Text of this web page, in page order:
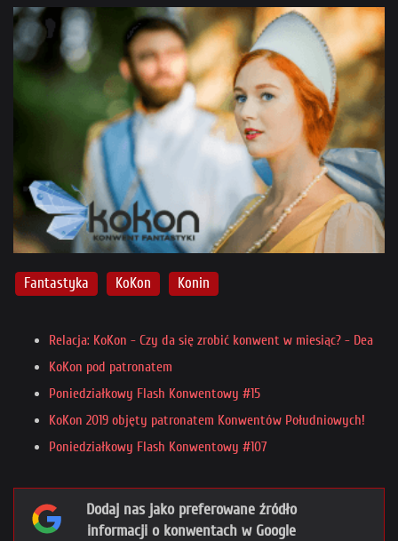
Fantastyka KoKon Konin
Relacja: KoKon - Czy da się zrobić konwent w miesiąc? - Dea
KoKon pod patronatem
Poniedziałkowy Flash Konwentowy #15
KoKon 2019 objęty patronatem Konwentów Południowych!
Poniedziałkowy Flash Konwentowy #107
Dodaj nas jako preferowane źródło
informacji o konwentach w Google